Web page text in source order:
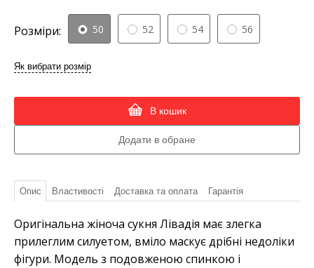
Розміри: 50 52 54 56
Як вибрати розмір
В кошик
Опис Властивості Доставка та оплата Гарантія
Оригінальна жіноча сукня Лівадія має злегка
прилеглим силуетом, вміло маскує дрібні недоліки
фігури. Модель з подовженою спинкою і